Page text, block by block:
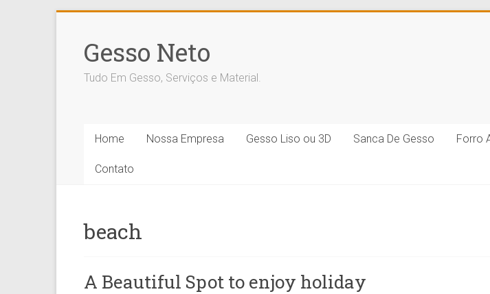
contentGesso Neto
Tudo Em Gesso, Serviços e Material.
Home Nossa Empresa Gesso Liso ou 3D Sanca De Gesso Forro
Contato
beach
A Beautiful Spot to enjoy holiday